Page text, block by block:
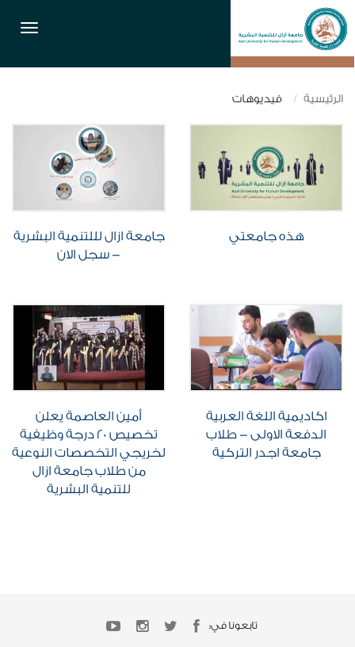
الرئيسية فيديوهات
هذه جامعتي
جامعة ازال لللتنمية البشرية
- سجل الان
اكاديمية اللغة العربية
الدفعة الاولى - طلاب
جامعة اجدر التركية
أمين العاصمة يعلن
تخصيص 20 درجة وظيفية
لخريجي التخصصات النوعية
من طلاب جامعة ازال
للتنمية البشرية
تابعونا في: